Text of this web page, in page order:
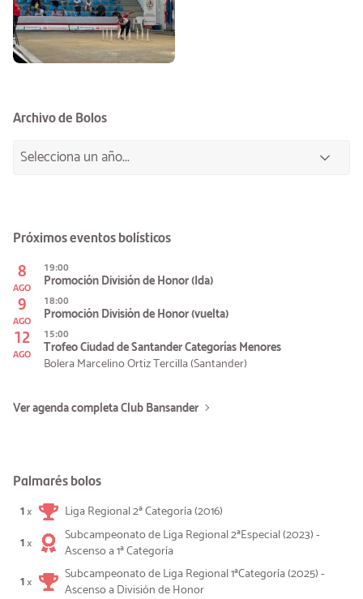
Archivo de Bolos
Próximos eventos bolísticos
8
AGO
19:00
Promoción División de Honor (Ida)
9
AGO
18:00
Promoción División de Honor (vuelta)
12
AGO
15:00
Trofeo Ciudad de Santander Categorías Menores
Bolera Marcelino Ortiz Tercilla (Santander)
Ver agenda completa Club Bansander
Palmarés bolos
1×
Liga Regional 2ª Categoría (2016)
1×
Subcampeonato de Liga Regional 2ªEspecial (2023) -
Ascenso a 1ª Categoría
1×
Subcampeonato de Liga Regional 1ªCategoría (2025) -
Ascenso a División de Honor